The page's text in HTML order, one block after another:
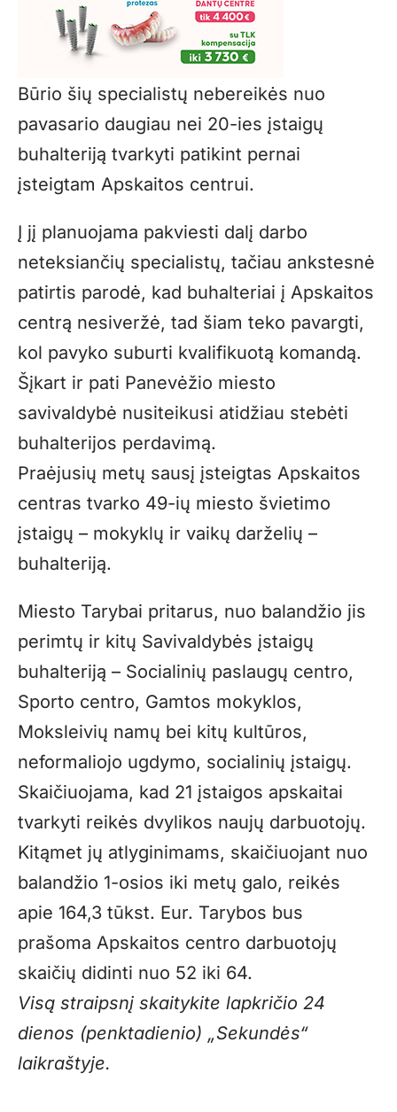
Būrio šių specialistų nebereikės nuo
pavasario daugiau nei 20-ies įstaigų
buhalteriją tvarkyti patikint pernai
įsteigtam Apskaitos centrui.
Į jį planuojama pakviesti dalį darbo
neteksiančių specialistų, tačiau ankstesnė
patirtis parodė, kad buhalteriai į Apskaitos
centrą nesiveržė, tad šiam teko pavargti,
kol pavyko suburti kvalifikuotą komandą.
Šįkart ir pati Panevėžio miesto
savivaldybė nusiteikusi atidžiau stebėti
buhalterijos perdavimą.
Praėjusių metų sausį įsteigtas Apskaitos
centras tvarko 49-ių miesto švietimo
įstaigų – mokyklų ir vaikų darželių –
buhalteriją.
Miesto Tarybai pritarus, nuo balandžio jis
perimtų ir kitų Savivaldybės įstaigų
buhalteriją – Socialinių paslaugų centro,
Sporto centro, Gamtos mokyklos,
Moksleivių namų bei kitų kultūros,
neformaliojo ugdymo, socialinių įstaigų.
Skaičiuojama, kad 21 įstaigos apskaitai
tvarkyti reikės dvylikos naujų darbuotojų.
Kitąmet jų atlyginimams, skaičiuojant nuo
balandžio 1-osios iki metų galo, reikės
apie 164,3 tūkst. Eur. Tarybos bus
prašoma Apskaitos centro darbuotojų
skaičių didinti nuo 52 iki 64.
Visą straipsnį skaitykite lapkričio 24
dienos (penktadienio) „Sekundės“
laikraštyje.